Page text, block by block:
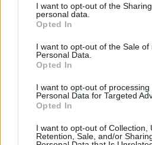
not limited to your visit or usage
grant or deny consent to Google
use your data for below specified
consent section.
I want to opt-out of the
personal data.
Opted In
I want to opt-out of the Sale of
Personal Data.
Opted In
I want to opt-out of processing
Personal Data for Targeted
Opted In
I want to opt-out of Collection,
Retention, Sale, and/or
A projekt részeként megújulnak a
műemlékek, köztük a különleges
Új
csomópont